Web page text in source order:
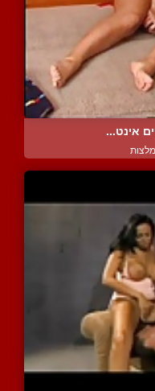
אינט...